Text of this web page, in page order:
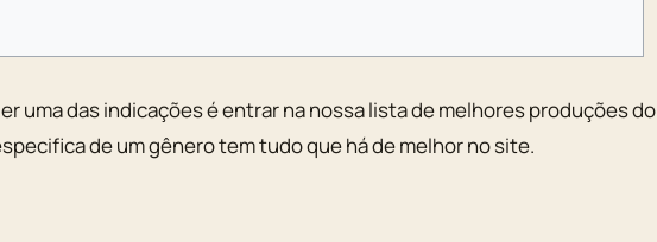
uma das indicações é entrar na nossa lista de melhores produções do
de um gênero tem tudo que há de melhor no site.